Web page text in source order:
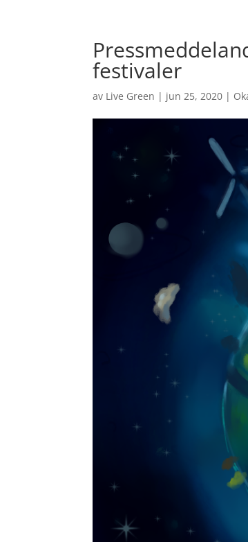
festivaler
av Live Green | jun 25, 2020 |